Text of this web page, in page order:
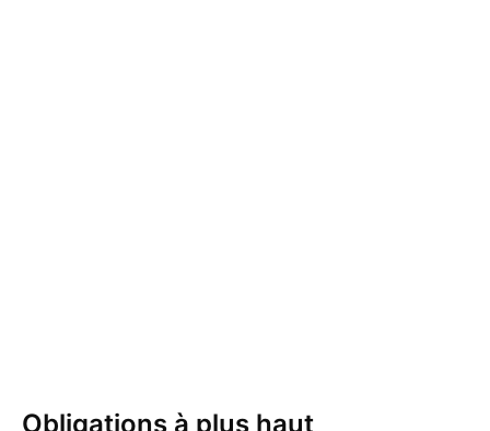
Obligations à plus haut